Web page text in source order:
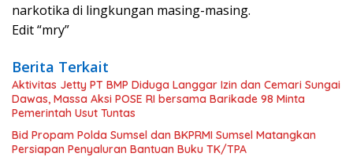
narkotika di lingkungan masing-masing.
Edit “mry”
Berita Terkait
Aktivitas Jetty PT BMP Diduga Langgar Izin dan Cemari Sungai
Dawas, Massa Aksi POSE RI bersama Barikade 98 Minta
Pemerintah Usut Tuntas
Bid Propam Polda Sumsel dan BKPRMI Sumsel Matangkan
Persiapan Penyaluran Bantuan Buku TK/TPA